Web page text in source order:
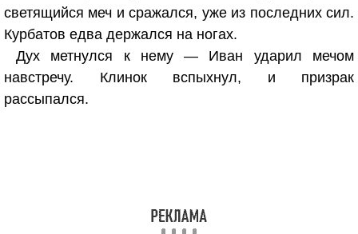
светящийся меч и сражался, уже из последних сил.
Курбатов едва держался на ногах.
Дух метнулся к нему — Иван ударил мечом
навстречу. Клинок вспыхнул, и призрак
рассыпался.